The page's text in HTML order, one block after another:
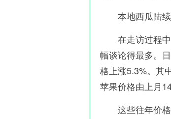
本地西瓜陆续
在走访过程中
幅谈论得最多。
格上涨5.3%。其
苹果价格由上月
这些往年价格“